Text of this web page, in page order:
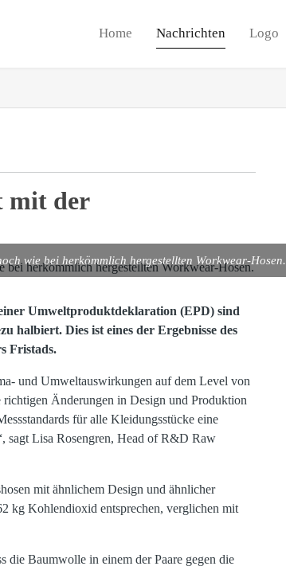
Home Nachrichten Logo
mit der
wie bei herkömmlich hergestellten Workwear-Hosen.
Umweltproduktdeklaration (EPD) sind
halbiert. Dies ist eines der Ergebnisse des
Fristads.
und Umweltauswirkungen auf dem Level von
Änderungen in Design und Produktion
für alle Kleidungsstücke eine
sagt Lisa Rosengren, Head of R&D Raw
mit ähnlichem Design und ähnlicher
kg Kohlendioxid entsprechen, verglichen mit
die Baumwolle in einem der Paare gegen die